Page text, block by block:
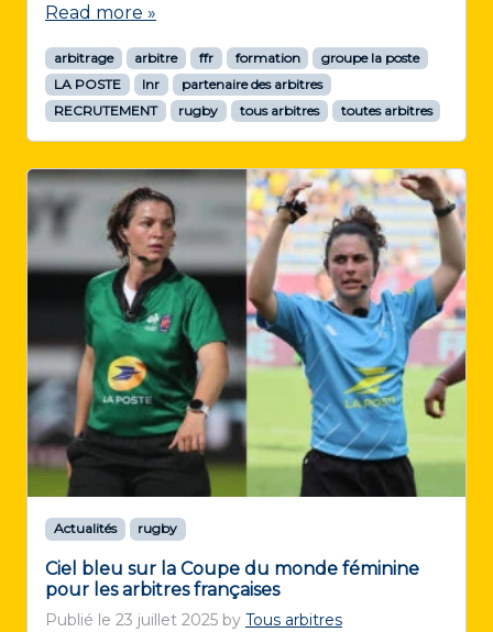
Read more »
arbitrage arbitre ffr formation
groupe la poste
LA POSTE
lnr
partenaire des arbitres
RECRUTEMENT
rugby tous arbitres toutes arbitres
Actualités rugby
Ciel bleu sur la Coupe du monde féminine
pour les arbitres françaises
Publié le 23 juillet 2025 by Tous arbitres